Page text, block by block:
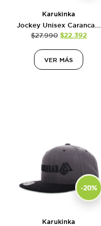
Karukinka
Jockey Unisex Caranca...
$27.990 $22.392
VER MÁS
-20%
Karukinka